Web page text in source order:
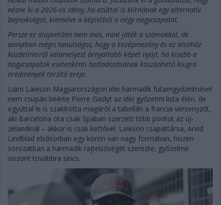
nézne ki a 2026-os idény, ha ezúttal is kiírnának egy alternatív
bajnokságot, kiemelve a képletből a négy nagycsapatot.
Persze ez alapvetően nem más, mint játék a számokkal, de
annyiban mégis tanulságos, hogy a középmezőny és az alsóház
küzdelmeiről valamelyest árnyaltabb képet nyújt, ha kisebb a
nagycsapatok esetenkénti botladozásának köszönhető kiugró
eredmények torzító ereje.
Liam Lawson Magyarországon idei harmadik futamgyőzelmével
nem csupán beérte Pierre Gaslyt az idei győzelmi lista élén, de
egyúttal le is szakította magáról a tabellán a francia versenyzőt,
aki Barcelona óta csak Spában szerzett több pontot az új-
zélandinál – akkor is csak kettővel. Lawson csapattársa, Arvid
Lindblad elsősorban egy körön van nagy formában, hiszen
sorozatban a harmadik rajtelsőségét szerezte, győzelme
viszont továbbra sincs.